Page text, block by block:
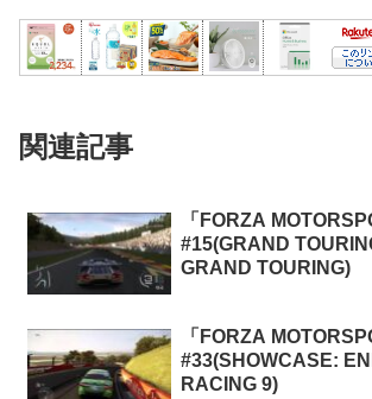
関連記事
「FORZA
#15(GRAND
GRAND TOURING)
「FORZA
#33(SHOWCASE:
RACING 9)